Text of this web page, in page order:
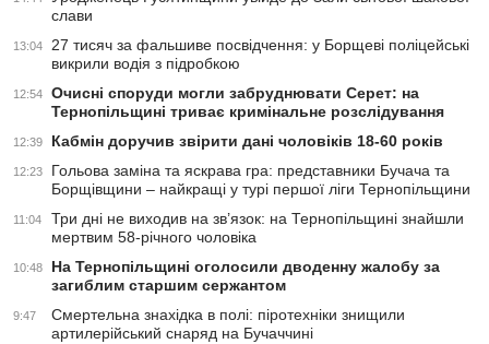
слави
13:04
27 тисяч за фальшиве посвідчення: у Борщеві поліцейські
викрили водія з підробкою
12:54
Очисні споруди могли забруднювати Серет: на
Тернопільщині триває кримінальне розслідування
12:39 Кабмін доручив звірити дані чоловіків 18-60 років
12:23
Гольова заміна та яскрава гра: представники Бучача та
Борщівщини – найкращі у турі першої ліги Тернопільщини
11:04
Три дні не виходив на зв’язок: на Тернопільщині знайшли
мертвим 58-річного чоловіка
10:48
На Тернопільщині оголосили дводенну жалобу за
загиблим старшим сержантом
9:47
Смертельна знахідка в полі: піротехніки знищили
артилерійський снаряд на Бучаччині